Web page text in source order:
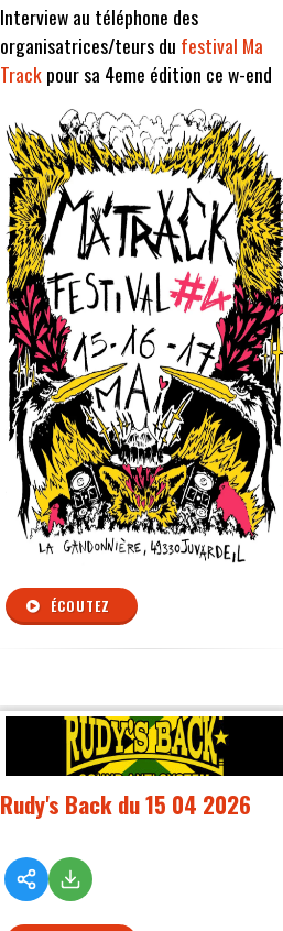
Interview au téléphone des
organisatrices/teurs du festival Ma
Trackpour sa 4eme édition ce w-end
ÉCOUTEZ
Rudy's Back du 15 04 2026